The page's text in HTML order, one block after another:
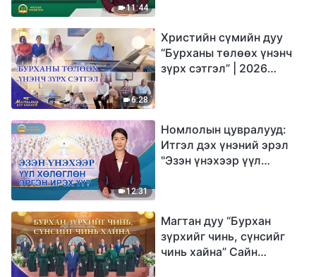
11:44
6:28
Христийн сүмийн дуу
“Бурханы төлөөх үнэнч
зүрх сэтгэл” | 2026
12:31
Номлолын цувралууд:
Итгэл дэх үнэний эрэл
"Эзэн үнэхээр үүл
Магтан дуу “Бурхан
зүрхийг чинь, сүнсийг
чинь хайна” Сайн